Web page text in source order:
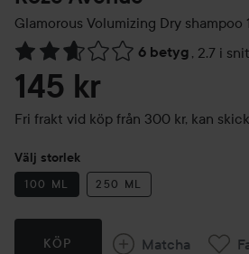
Glamorous Volumizing Dry shampoo
6 betyg , 2.7 i
Hoppa till Betyg & kommentarer
145 kr
Fri frakt vid köp från 300 kr, kan
Välj storlek
100 ML 250 ML
KÖP Matcha